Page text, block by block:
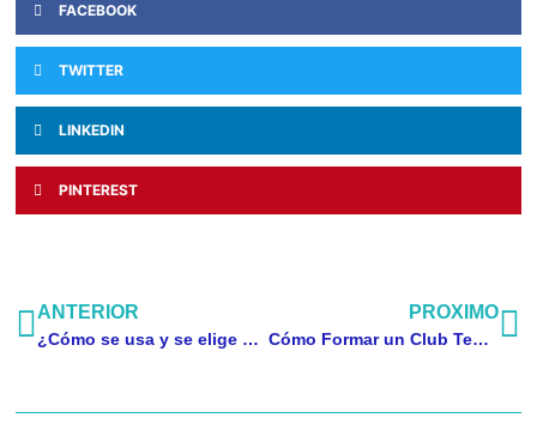
FACEBOOK
TWITTER
LINKEDIN
PINTEREST
ANTERIOR
¿Cómo se usa y se elige un spray de fijación capilar?
PROXIMO
Cómo Formar un Club Temático de Literatura y Enología con tus Amigos